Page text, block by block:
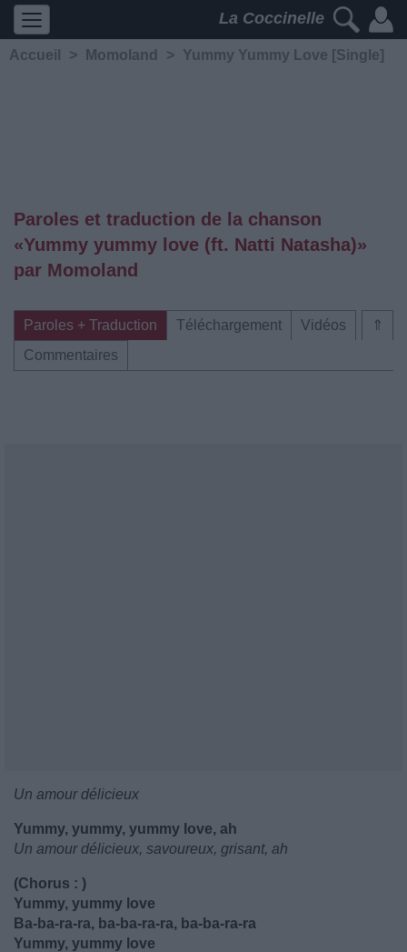
La Coccinelle
Accueil > Momoland > Yummy Yummy Love [Single]
Paroles et traduction de la chanson
«Yummy yummy love (ft. Natti Natasha)»
par Momoland
⇑
Paroles + Traduction Téléchargement
Vidéos
Commentaires
Un amour délicieux
Yummy, yummy, yummy love, ah
Un amour délicieux, savoureux, grisant, ah
(Chorus : )
Yummy, yummy love
Ba-ba-ra-ra, ba-ba-ra-ra, ba-ba-ra-ra
Yummy, yummy love